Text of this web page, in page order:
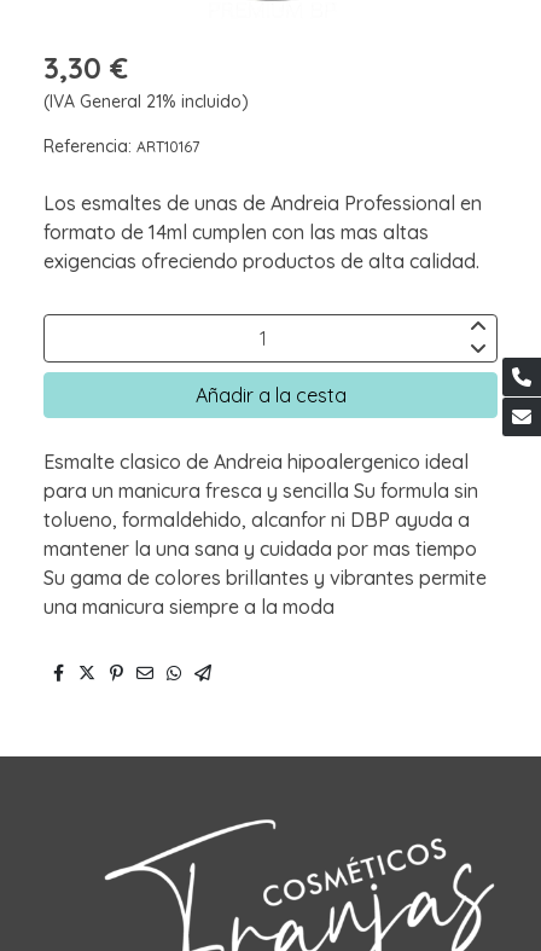
3,30 €
(IVA General 21% incluido)
Referencia: ART10167
Los esmaltes de unas de Andreia Professional en
formato de 14ml cumplen con las mas altas
exigencias ofreciendo productos de alta calidad.
Añadir a la cesta
Esmalte clasico de Andreia hipoalergenico ideal
para un manicura fresca y sencilla Su formula sin
tolueno, formaldehido, alcanfor ni DBP ayuda a
mantener la una sana y cuidada por mas tiempo
Su gama de colores brillantes y vibrantes permite
una manicura siempre a la moda